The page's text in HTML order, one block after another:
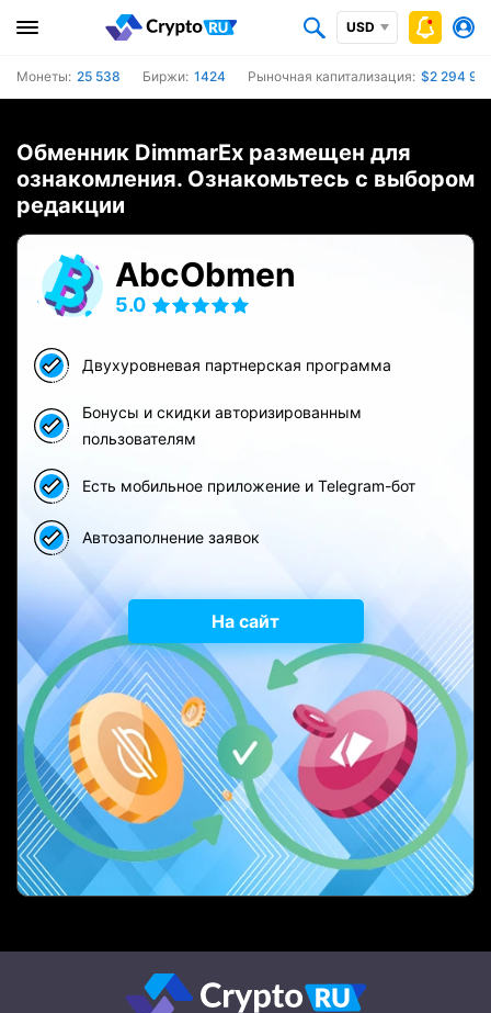
USD
Монеты: 25 538 Биржи: 1424 Рыночная капитализация: $2 294
Обменник DimmarEx размещен для
ознакомления. Ознакомьтесь с выбором
редакции
AbcObmen
5.0
Двухуровневая партнерская программа
Бонусы и скидки авторизированным
пользователям
Есть мобильное приложение и Telegram-бот
Автозаполнение заявок
На сайт